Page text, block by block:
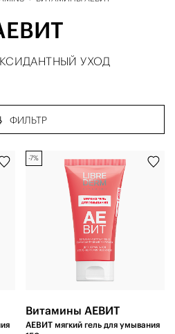
УХОД
ФИЛЬТР
Витамины АЕВИТ
АЕВИТ мягкий гель для умывания
-7%